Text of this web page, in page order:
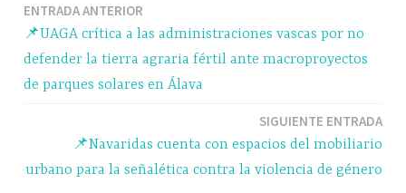
pp m rti
r
Navegación
de
entradas
ENTRADA ANTERIOR
📌UAGA crítica a las administraciones vascas por no
defender la tierra agraria fértil ante macroproyectos
de parques solares en Álava
SIGUIENTE ENTRADA
📌Navaridas cuenta con espacios del mobiliario
urbano para la señalética contra la violencia de género